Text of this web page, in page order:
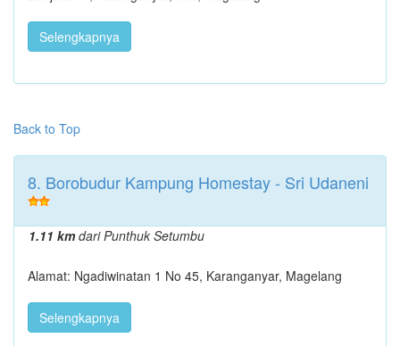
Selengkapnya
Back to Top
8. Borobudur Kampung Homestay - Sri Udaneni
1.11 kmdari Punthuk Setumbu
Alamat: Ngadiwinatan 1 No 45, Karanganyar, Magelang
Selengkapnya